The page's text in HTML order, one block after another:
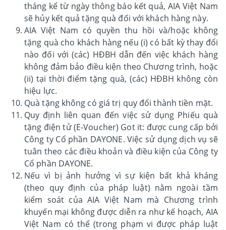
tháng kể từ ngày thông báo kết quả, AIA Việt Nam
sẽ hủy kết quả tặng quà đối với khách hàng này.
AIA Việt Nam có quyền thu hồi và/hoặc không
tặng quà cho khách hàng nếu (i) có bất kỳ thay đổi
nào đối với (các) HĐBH dẫn đến việc khách hàng
không đảm bảo điều kiện theo Chương trình, hoặc
(ii) tại thời điểm tặng quà, (các) HĐBH không còn
hiệu lực.
Quà tặng không có giá trị quy đổi thành tiền mặt.
Quy định liên quan đến việc sử dụng Phiếu quà
tặng điện tử (E-Voucher) Got it: được cung cấp bởi
Công ty Cổ phần DAYONE. Việc sử dụng dịch vụ sẽ
tuân theo các điều khoản và điều kiện của Công ty
Cổ phần DAYONE.
Nếu vì bị ảnh hưởng vì sự kiện bất khả kháng
(theo quy định của pháp luật) nằm ngoài tầm
kiểm soát của AIA Việt Nam mà Chương trình
khuyến mại không được diễn ra như kế hoạch, AIA
Việt Nam có thể (trong phạm vi được pháp luật